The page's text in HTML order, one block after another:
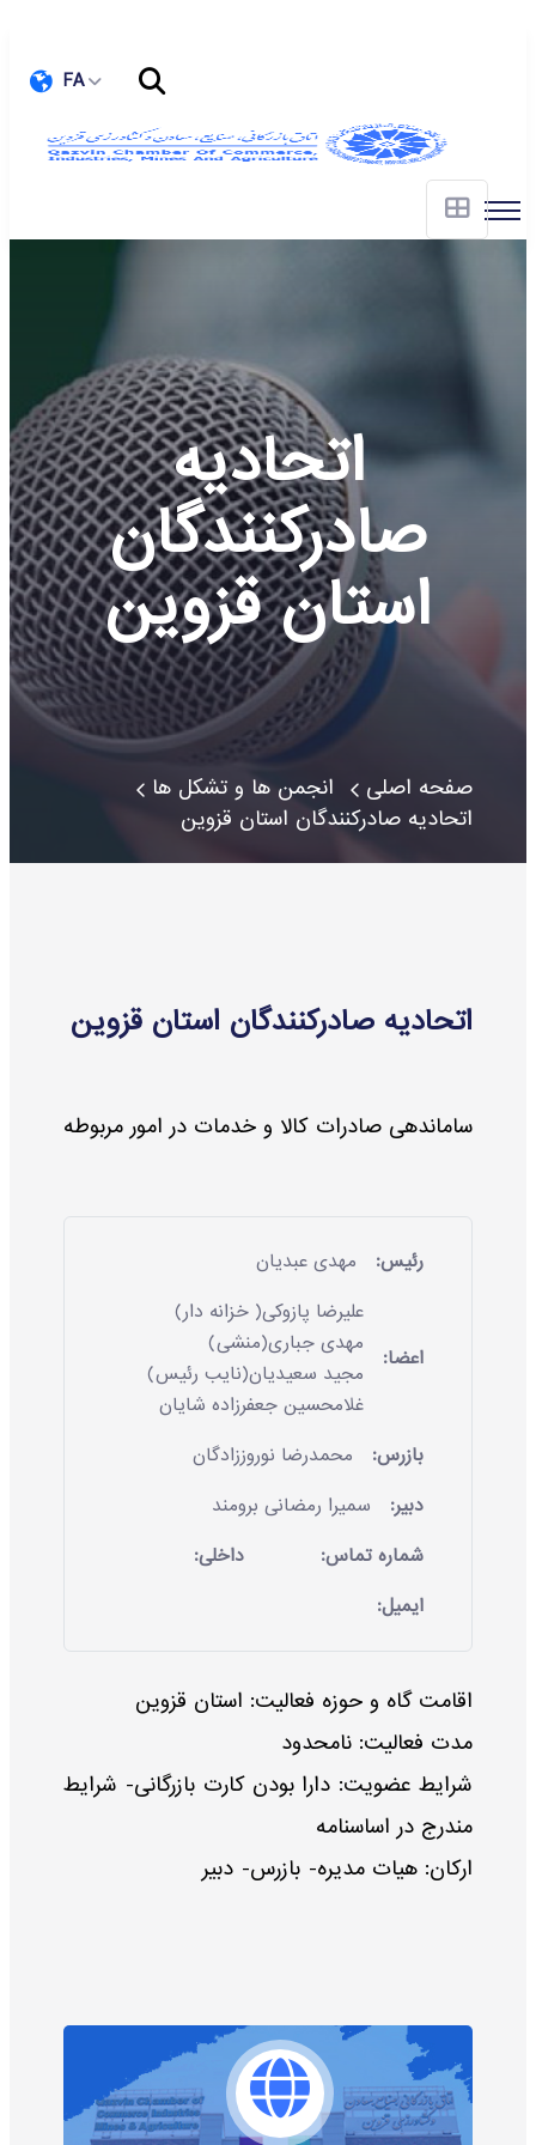
FA
اتحادیه
صادرکنندگان
استان قزوین
صفحه اصلی
انجمن ها و تشکل ها
اتحادیه صادرکنندگان استان قزوین
اتحادیه صادرکنندگان استان قزوین
ساماندهی صادرات کالا و خدمات در امور مربوطه
رئیس: مهدی عبدیان
اعضا:
علیرضا پازوکی( خزانه دار)
مهدی جباری(منشی)
مجید سعیدیان(نایب رئیس)
غلامحسین جعفرزاده شایان
بازرس:
محمدرضا نوروززادگان
دبیر:
سمیرا رمضانی برومند
شماره تماس:
داخلی:
ایمیل:
اقامت گاه و حوزه فعالیت: استان قزوین
مدت فعالیت: نامحدود
شرایط عضویت: دارا بودن کارت بازرگانی- شرایط
مندرج در اساسنامه
ارکان: هیات مدیره- بازرس- دبیر